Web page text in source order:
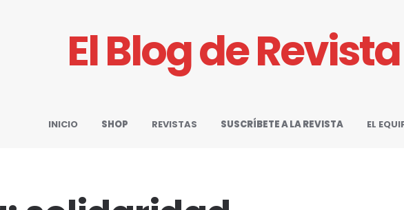
El Blog de
INICIO SHOP REVISTAS SUSCRÍBETE A LA REVISTA EL